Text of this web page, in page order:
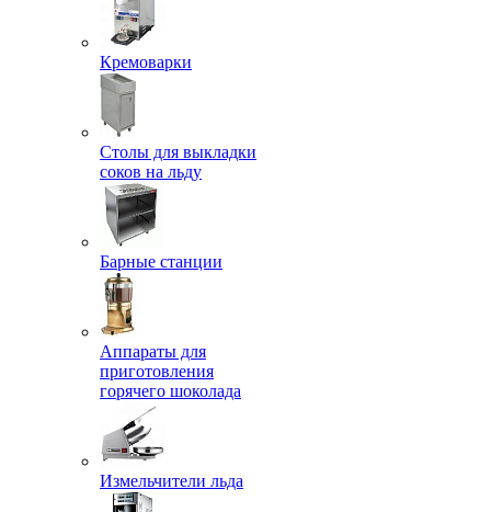
Кремоварки
Столы для выкладки
соков на льду
Барные станции
Аппараты для
приготовления
горячего шоколада
Измельчители льда